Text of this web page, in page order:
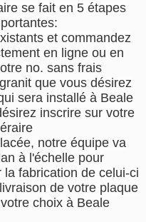
se fait en 5 étapes
et commandez
en ligne ou en
no. sans frais
que vous désirez
sera installé à Beale
inscrire sur votre
notre équipe va
à l'échelle pour
fabrication de celui-ci
de votre plaque
choix à Beale